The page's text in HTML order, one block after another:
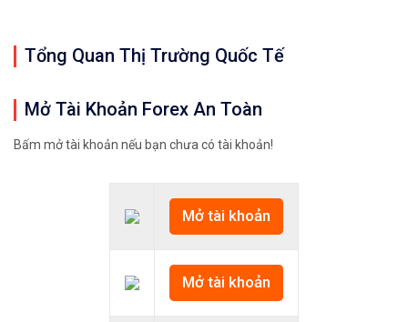
Tổng Quan Thị Trường Quốc Tế
Mở Tài Khoản Forex An Toàn
Bấm mở tài khoản nếu bạn chưa có tài khoản!
Mở tài khoản
Mở tài khoản